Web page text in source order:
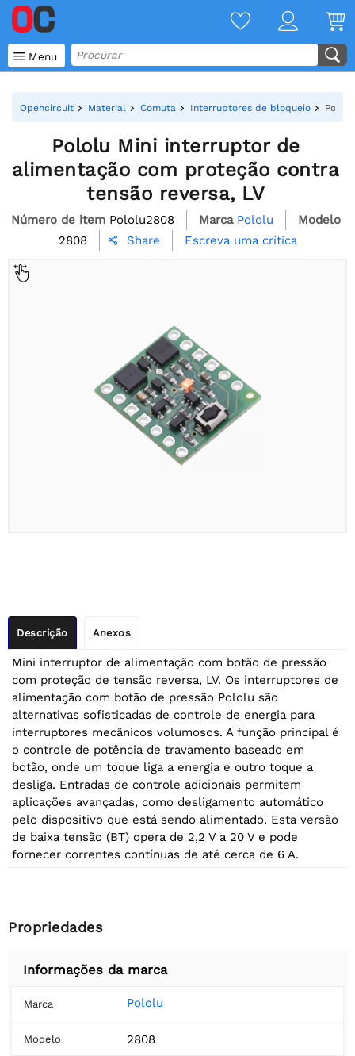
 Menu
Opencircuit Material Comuta Interruptores de bloqueio
Pololu Mini interruptor de
alimentação com proteção contra
tensão reversa, LV
Número de item Pololu2808 Marca Pololu
Modelo
2808
 Share Escreva uma crítica
Descrição Anexos
Mini interruptor de alimentação com botão de pressão
com proteção de tensão reversa, LV. Os interruptores de
alimentação com botão de pressão Pololu são
alternativas sofisticadas de controle de energia para
interruptores mecânicos volumosos. A função principal é
o controle de potência de travamento baseado em
botão, onde um toque liga a energia e outro toque a
desliga. Entradas de controle adicionais permitem
aplicações avançadas, como desligamento automático
pelo dispositivo que está sendo alimentado. Esta versão
de baixa tensão (BT) opera de 2,2 V a 20 V e pode
fornecer correntes contínuas de até cerca de 6 A.
Propriedades
Informações da marca
Marca Pololu
Modelo 2808